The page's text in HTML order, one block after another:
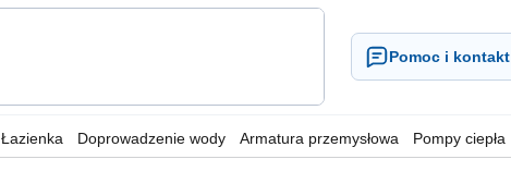
Pomoc i kontakt
Łazienka Doprowadzenie wody Armatura przemysłowa Pompy ciepła